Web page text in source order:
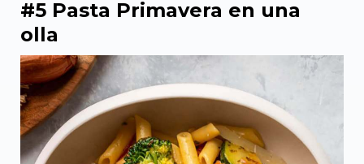
#5 Pasta Primavera en una
olla